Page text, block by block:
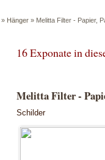
» Hänger » Melitta Filter - Papier,
16 Exponate in
Melitta Filter -
Schilder